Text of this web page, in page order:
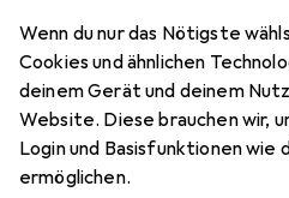
Wenn du nur das Nötigste
Cookies und ähnlichen
deinem Gerät und deinem
Website. Diese brauchen wir,
Login und Basisfunktionen wie
ermöglichen.
8
Buff Pack Baseball
EUR
37,91